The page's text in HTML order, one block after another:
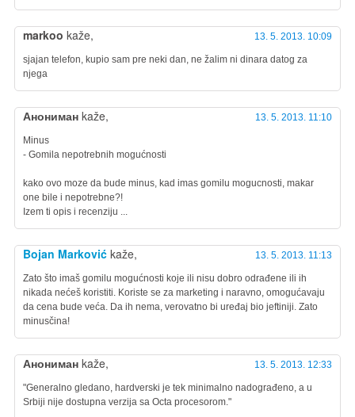
markoo kaže, 13. 5. 2013. 10:09
sjajan telefon, kupio sam pre neki dan, ne žalim ni dinara datog za
njega
Анониман kaže, 13. 5. 2013. 11:10
Minus
- Gomila nepotrebnih mogućnosti
kako ovo moze da bude minus, kad imas gomilu mogucnosti, makar
one bile i nepotrebne?!
Izem ti opis i recenziju ...
Bojan Marković kaže, 13. 5. 2013. 11:13
Zato što imaš gomilu mogućnosti koje ili nisu dobro odrađene ili ih
nikada nećeš koristiti. Koriste se za marketing i naravno, omogućavaju
da cena bude veća. Da ih nema, verovatno bi uređaj bio jeftiniji. Zato
minusčina!
Анониман kaže, 13. 5. 2013. 12:33
"Generalno gledano, hardverski je tek minimalno nadograđeno, a u
Srbiji nije dostupna verzija sa Octa procesorom."